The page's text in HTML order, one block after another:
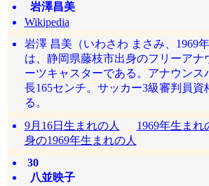
岩澤昌美
Wikipedia
岩澤 昌美（いわさわ まさみ、1969
は、静岡県藤枝市出身のフリーアナ
ーツキャスターである。アナウンス
長165センチ。サッカー3級審判員資
る。
9月16日生まれの人
1969年生まれ
身の1969年生まれの人
30
八並映子